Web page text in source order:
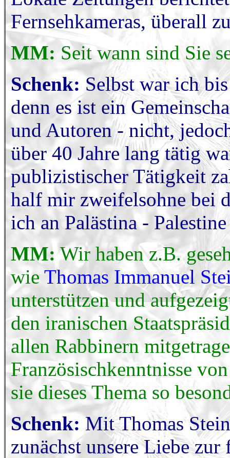
Fernsehkameras, überall
MM: Seit wann sind Sie
Schenk: Selbst war ich
denn es ist ein
und Autoren - nicht,
über 40 Jahre lang tätig
publizistischer Tätigkeit
half mir zweifelsohne bei
ich an Palästina -
MM:Wir haben z.B.
wie Thomas Immanuel
unterstützen und
den iranischen
allen Rabbinern
Französischkenntnisse
sie dieses Thema so
Schenk: Mit Thomas
zunächst unsere Liebe zur